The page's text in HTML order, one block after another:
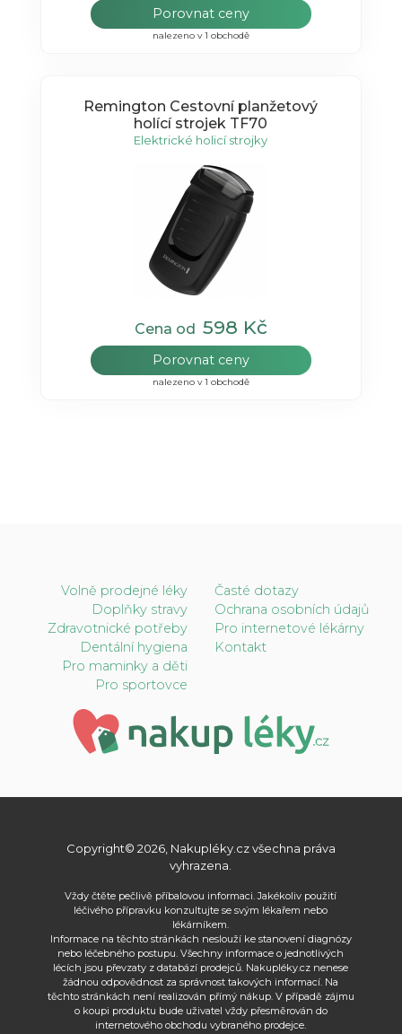
Porovnat ceny
nalezeno v 1 obchodě
Remington Cestovní planžetový
holící strojek TF70
Elektrické holicí strojky
Cena od 598 Kč
Porovnat ceny
nalezeno v 1 obchodě
Volně prodejné léky
Doplňky stravy
Zdravotnické potřeby
Dentální hygiena
Pro maminky a děti
Pro sportovce
Časté dotazy
Ochrana osobních údajů
Pro internetové lékárny
Kontakt
Copyright© 2026, Nakupléky.cz všechna práva
vyhrazena.
Vždy čtěte pečlivě příbalovou informaci. Jakékoliv použití
léčivého přípravku konzultujte se svým lékařem nebo
lékárníkem.
Informace na těchto stránkách neslouží ke stanovení diagnózy
nebo léčebného postupu. Všechny informace o jednotlivých
lécích jsou převzaty z databází prodejců. Nakupléky.cz nenese
žádnou odpovědnost za správnost takových informací. Na
těchto stránkách není realizován přímý nákup. V případě zájmu
o koupi produktu bude uživatel vždy přesměrován do
internetového obchodu vybraného prodejce.